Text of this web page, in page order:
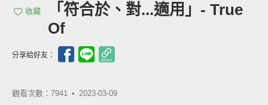
收藏
「符合於、對...適用」- True
Of
分享給好友：
觀看次數：7941 • 2023-03-09